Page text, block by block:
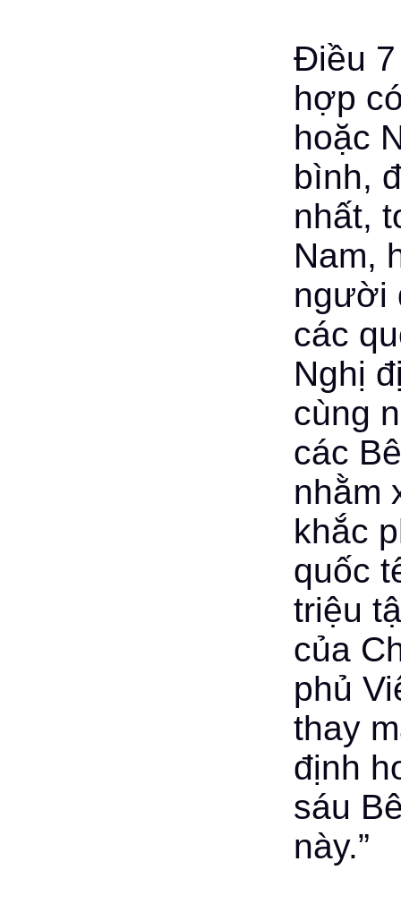
Điều 7
hợp
hoặc
bình,
nhất,
Nam,
người
các
Nghị
cùng
các
nhằm
khắc
quốc
triệu
của
phủ
thay
định
sáu
này.”